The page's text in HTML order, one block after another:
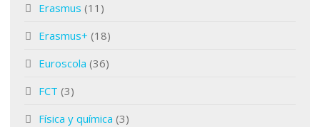
Erasmus (11)
Erasmus+ (18)
Euroscola (36)
FCT (3)
Física y química (3)